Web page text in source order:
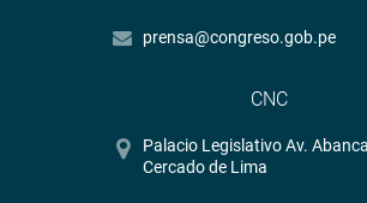
prensa@congreso.gob.pe
CNC
Palacio Legislativo Av.
Cercado de Lima